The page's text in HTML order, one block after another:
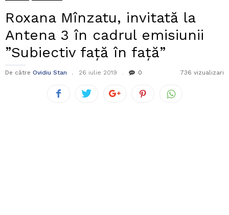
Roxana Mînzatu, invitată la
Antena 3 în cadrul emisiunii
”Subiectiv față în față”
De către Ovidiu Stan 26 iulie 2019 0 736 vizualizari